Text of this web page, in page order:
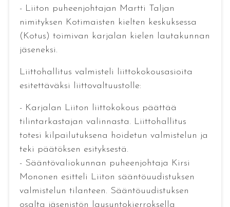
- Liiton puheenjohtajan Martti Taljan
nimityksen Kotimaisten kielten keskuksessa
(Kotus) toimivan karjalan kielen lautakunnan
jäseneksi.
Liittohallitus valmisteli liittokokousasioita
esitettäväksi liittovaltuustolle:
- Karjalan Liiton liittokokous päättää
tilintarkastajan valinnasta. Liittohallitus
totesi kilpailutuksena hoidetun valmistelun ja
teki päätöksen esityksestä.
- Sääntövaliokunnan puheenjohtaja Kirsi
Mononen esitteli Liiton sääntöuudistuksen
valmistelun tilanteen. Sääntöuudistuksen
osalta jäsenistön lausuntokierroksella